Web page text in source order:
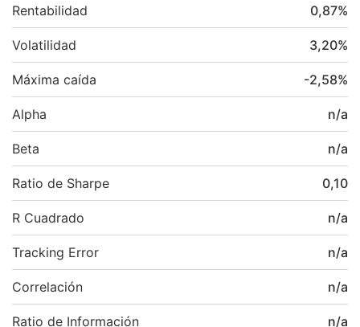
Rentabilidad 0,87%
Volatilidad 3,20%
Máxima caída -2,58%
Alpha n/a
Beta n/a
Ratio de Sharpe 0,10
R Cuadrado n/a
Tracking Error n/a
Correlación n/a
Ratio de Información n/a